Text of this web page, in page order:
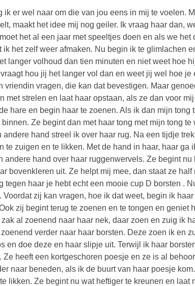
ik er wel naar om die van jou eens in mij te voelen.
maakt het idee mij nog geiler. Ik vraag haar dan,
het al een jaar met speeltjes doen en als we het
ik het zelf weer afmaken. Nu begin ik te glimlachen
langer volhoud dan tien minuten en niet weet hoe
hou jij het langer vol dan en weet jij wel hoe
vriendin vragen, die kan dat bevestigen. Maar
met strelen en laat haar opstaan, als ze dan voor
hare en begin haar te zoenen. Als ik dan mijn
Ze begint dan met haar tong met mijn tong
andere hand streel ik over haar rug. Na een tijdje
te zuigen en te likken. Met de hand in haar, haar ga
andere hand over haar ruggenwervels. Ze begint
bovenkleren uit. Ze helpt mij mee, dan staat ze
tegen haar je hebt echt een mooie cup D borsten .
Voordat zij kan vragen, hoe ik dat weet, begin ik
zij begint terug te zoenen en te tongen en geniet
al zoenend naar haar nek, daar zoen en zuig ik
verder naar haar borsten. Deze zoen ik en
en doe deze en haar slipje uit. Terwijl ik haar
heeft een kortgeschoren poesje en ze is al
naar beneden, als ik de buurt van haar poesje
likken. Ze begint nu wat heftiger te kreunen en laat